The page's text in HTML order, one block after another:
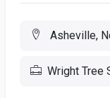
Asheville,
Wright Tree